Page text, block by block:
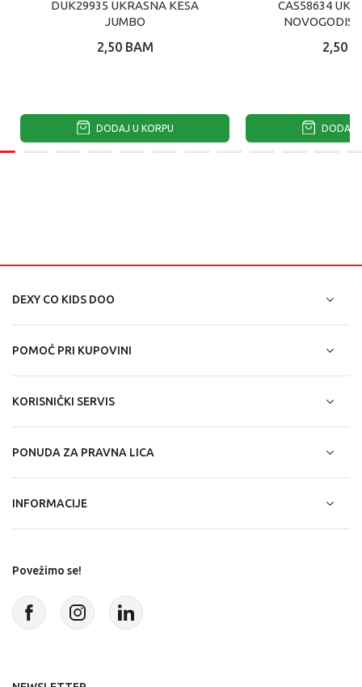
DUK29935 UKRASNA KESA
JUMBO
2,50 BAM
DODAJ U KORPU
CAS58634
2,50
DODAJ
DEXY CO KIDS DOO
POMOĆ PRI KUPOVINI
KORISNIČKI SERVIS
PONUDA ZA PRAVNA LICA
INFORMACIJE
Povežimo se!